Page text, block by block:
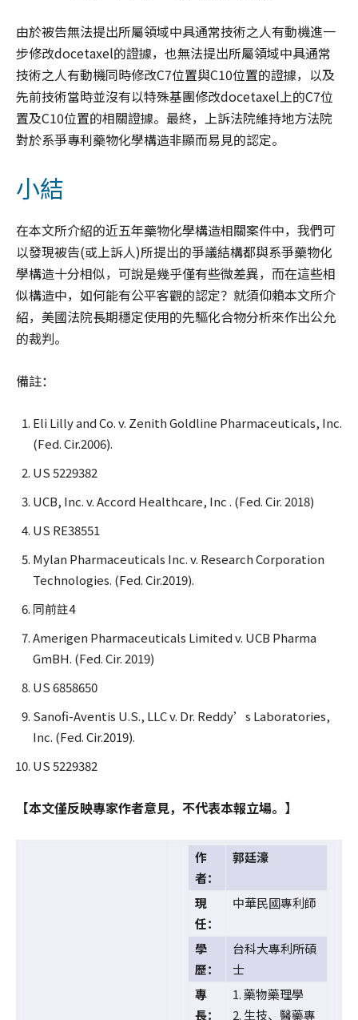
由於被告無法提出所屬領域中具通常技術之人有動機進一
步修改docetaxel的證據，也無法提出所屬領域中具通常
技術之人有動機同時修改C7位置與C10位置的證據，以及
先前技術當時並沒有以特殊基團修改docetaxel上的C7位
置及C10位置的相關證據。最終，上訴法院維持地方法院
對於系爭專利藥物化學構造非顯而易見的認定。
小結
在本文所介紹的近五年藥物化學構造相關案件中，我們可
以發現被告(或上訴人)所提出的爭議結構都與系爭藥物化
學構造十分相似，可說是幾乎僅有些微差異，而在這些相
似構造中，如何能有公平客觀的認定？就須仰賴本文所介
紹，美國法院長期穩定使用的先驅化合物分析來作出公允
的裁判。
備註：
Eli Lilly and Co. v. Zenith Goldline Pharmaceuticals, Inc.
(Fed. Cir.2006).
US 5229382
UCB, Inc. v. Accord Healthcare, Inc . (Fed. Cir. 2018)
US RE38551
Mylan Pharmaceuticals Inc. v. Research Corporation
Technologies. (Fed. Cir.2019).
同前註4
Amerigen Pharmaceuticals Limited v. UCB Pharma
GmBH. (Fed. Cir. 2019)
US 6858650
Sanofi-Aventis U.S., LLC v. Dr. Reddy’s Laboratories,
Inc. (Fed. Cir.2019).
US 5229382
【本文僅反映專家作者意見，不代表本報立場。】
作
者：
郭廷濠
現
任：
中華民國專利師
學
歷：
台科大專利所碩
士
專
長：
1. 藥物藥理學
2. 生技、醫藥專